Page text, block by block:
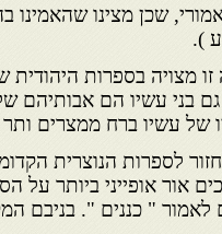
שכן מצינו שהאמינו
).
זו מצויה בספרות היהודית
בני עשיו הם אבותיהם של
של עשיו ברח ממצרים
לספרות הנוצרית
אור אופייני ביותר על
לאמור " כננים ". בניבם